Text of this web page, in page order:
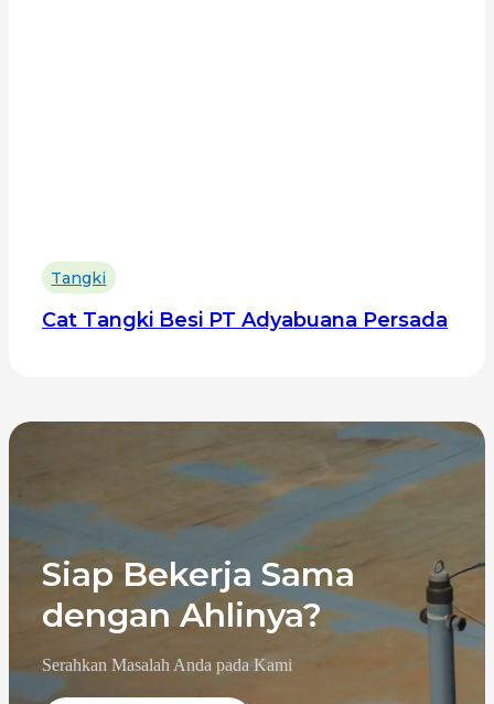
Tangki
Cat Tangki Besi PT Adyabuana Persada
Siap Bekerja Sama
dengan Ahlinya?
Serahkan Masalah Anda pada Kami